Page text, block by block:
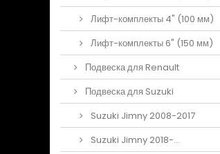
Лифт-комплекты 4" (100 мм)
Лифт-комплекты 6" (150 мм)
Подвеска для Renault
Подвеска для Suzuki
Suzuki Jimny 2008-2017
Suzuki Jimny 2018-...